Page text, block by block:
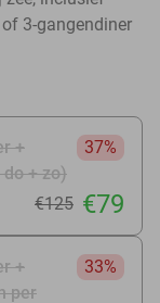
3-gangendiner
+
+ zo)
37%
€125 €79
+
per
33%